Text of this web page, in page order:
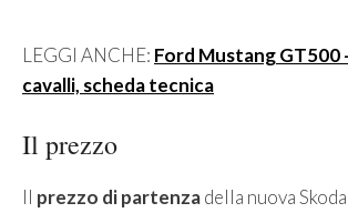
LEGGI ANCHE: Ford Mustang GT500
cavalli, scheda tecnica
Il prezzo
Il prezzo di partenzadella nuova